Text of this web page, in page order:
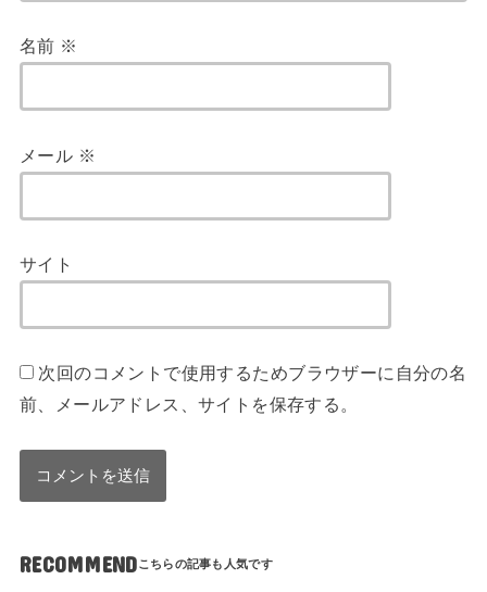
名前 ※
メール ※
サイト
次回のコメントで使用するためブラウザーに自分の名
前、メールアドレス、サイトを保存する。
RECOMMEND